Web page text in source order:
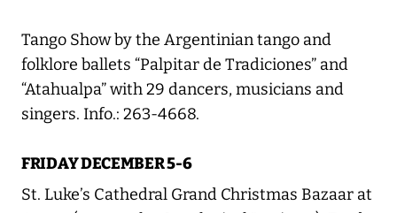
Tango Show by the Argentinian tango and
folklore ballets “Palpitar de Tradiciones” and
“Atahualpa” with 29 dancers, musicians and
singers. Info.: 263-4668.
FRIDAY DECEMBER 5-6
St. Luke’s Cathedral Grand Christmas Bazaar at